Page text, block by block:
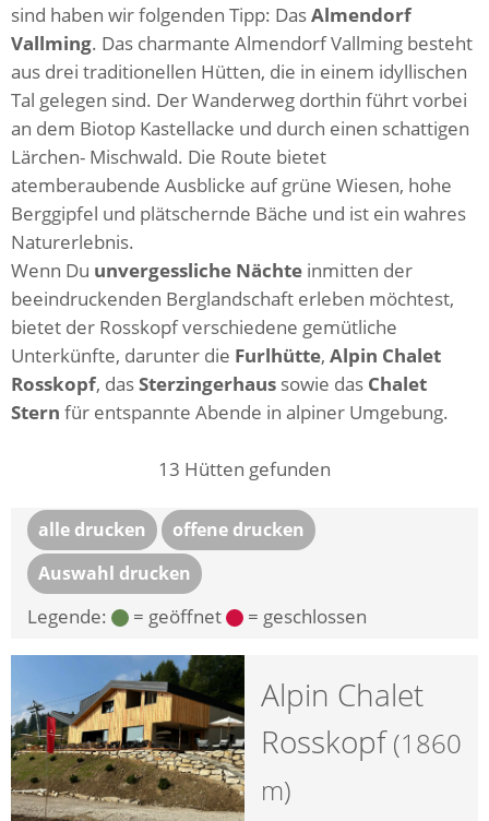
sind haben wir folgenden Tipp: DasAlmendorf
Vallming. Das charmante Almendorf Vallming besteht
aus drei traditionellen Hütten, die in einem idyllischen
Tal gelegen sind. Der Wanderweg dorthin führt vorbei
an dem Biotop Kastellacke und durch einen schattigen
Lärchen- Mischwald. Die Route bietet
atemberaubende Ausblicke auf grüne Wiesen, hohe
Berggipfel und plätschernde Bäche und ist ein wahres
Naturerlebnis.
Wenn Du unvergessliche Nächte inmitten der
beeindruckenden Berglandschaft erleben möchtest,
bietet der Rosskopf verschiedene gemütliche
Unterkünfte, darunter die Furlhütte, Alpin Chalet
Rosskopf, dasSterzingerhaus sowie das Chalet
Stern für entspannte Abende in alpiner Umgebung.
13 Hütten gefunden
alle drucken
offene drucken
Auswahl drucken
Legende: = geöffnet = geschlossen
Alpin Chalet
Rosskopf(1860
m)